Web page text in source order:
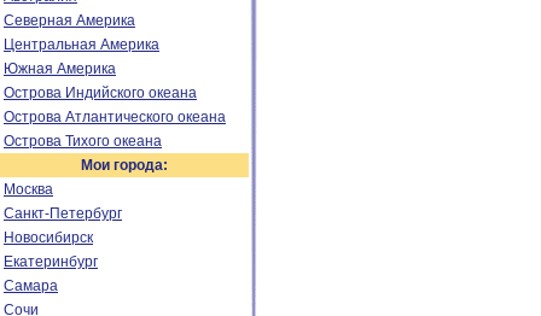
Северная Америка
Центральная Америка
Южная Америка
Острова Индийского океана
Острова Атлантического океана
Острова Тихого океана
Мои города:
Москва
Санкт-Петербург
Новосибирск
Екатеринбург
Самара
Сочи